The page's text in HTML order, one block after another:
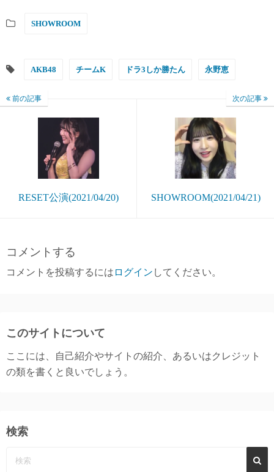
SHOWROOM
AKB48 チームK ドラ3しか勝たん 永野恵
前の記事
RESET公演(2021/04/20)
次の記事
SHOWROOM(2021/04/21)
コメントする
コメントを投稿するには ログイン してください。
このサイトについて
ここには、自己紹介やサイトの紹介、あるいはクレジット
の類を書くと良いでしょう。
検索